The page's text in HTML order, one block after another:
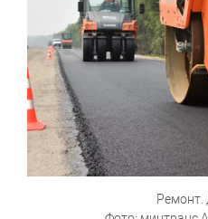
Ремонт.